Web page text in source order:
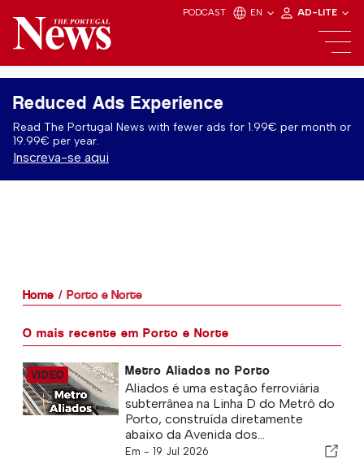
PODCAST EN AD-LITE
Reduced Ads Experience
Read The Portugal News with fewer ads for 1.99€ per month or
19.99€ per year.
Inscreva-se aqui
Home Porto e Norte
O mais recente em Porto e Norte
Metro Aliados no Porto
Aliados é uma estação ferroviária
subterrânea na Linha D do Metrô do
Porto, construída diretamente
abaixo da Avenida dos...
Em - 19 Jul 2026